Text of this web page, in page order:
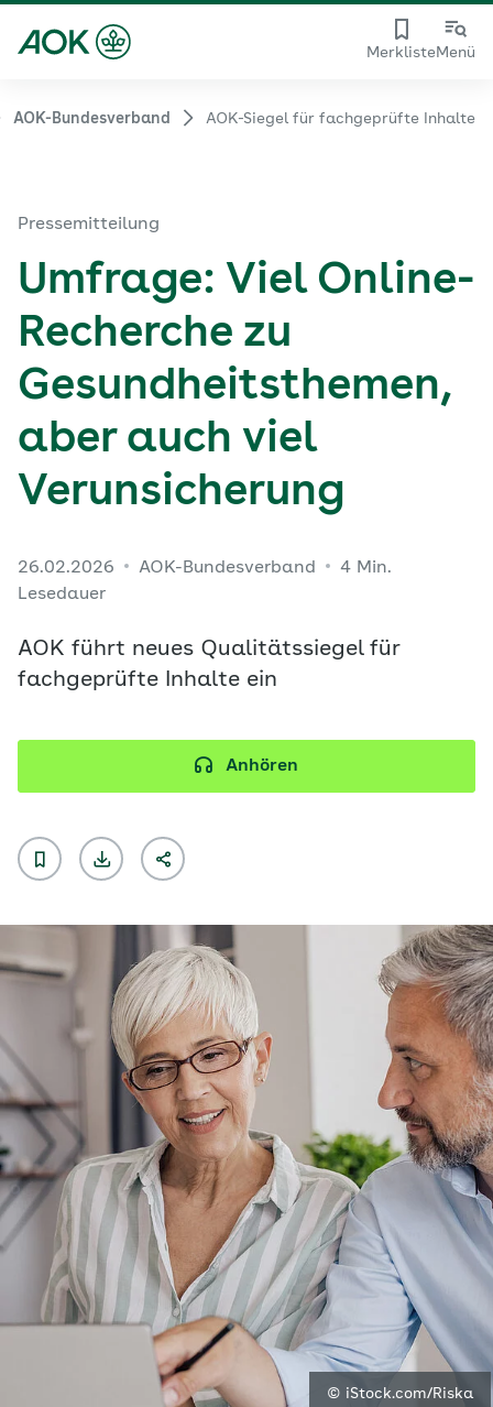
MerklisteMenü
AOK-Bundesverband AOK-Siegel für fachgeprüfte Inhalte
Pressemitteilung
Umfrage: Viel Online-
Recherche zu
Gesundheitsthemen,
aber auch viel
Verunsicherung
26.02.2026 AOK-Bundesverband
4 Min.
Lesedauer
AOK führt neues Qualitätssiegel für
fachgeprüfte Inhalte ein
Anhören
© iStock.com/Riska